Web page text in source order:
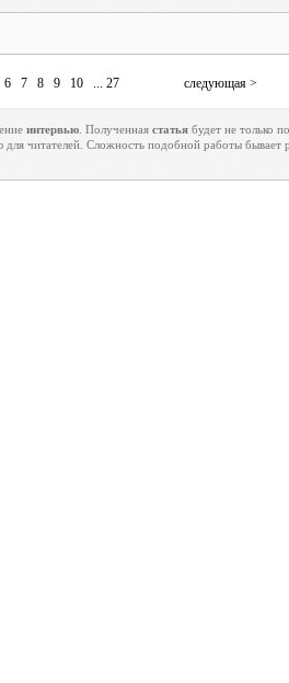
6 7 8 9 10 ... 27 следующая >
интервью . Полученная статья будет не только
читателей. Сложность подобной работы бывает